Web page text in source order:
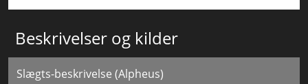
Beskrivelser og kilder
Slægts-beskrivelse (Alpheus)